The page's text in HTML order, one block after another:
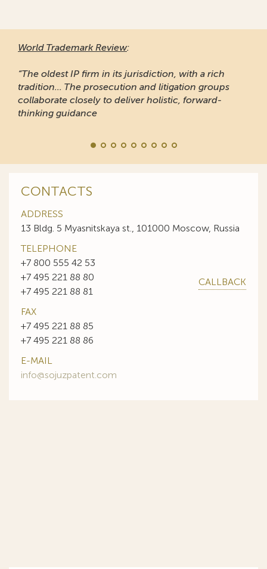
World Trademark Review:
“The oldest IP firm in its jurisdiction, with a rich
tradition... The prosecution and litigation groups
collaborate closely to deliver holistic, forward-
thinking guidance
CONTACTS
ADDRESS
13 Bldg. 5 Myasnitskaya st., 101000 Moscow, Russia
TELEPHONE
+7 800 555 42 53
+7 495 221 88 80
+7 495 221 88 81
CALLBACK
FAX
+7 495 221 88 85
+7 495 221 88 86
E-MAIL
info@sojuzpatent.com